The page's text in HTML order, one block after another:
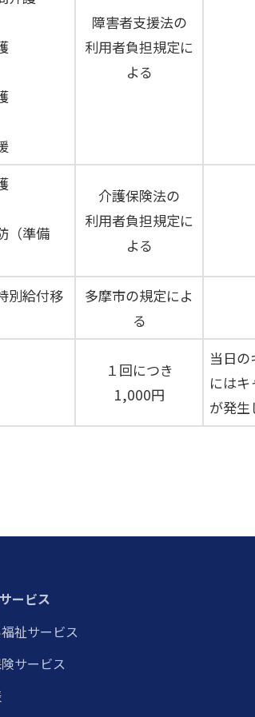
障害者支援法の
利用者負担規定に
よる
（準備
介護保険法の
利用者負担規定に
よる
別給付移
多摩市の規定によ
る
１回につき
1,000円
当日
には
が発生
ービス
祉サービス
サービス